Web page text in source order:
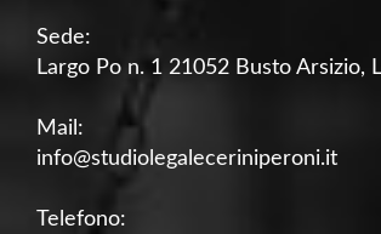
Sede:
Largo Po n. 1 21052 Busto Arsizio,
Mail:
info@studiolegaleceriniperoni.it
Telefono: